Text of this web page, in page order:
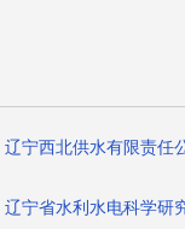
辽宁西北供水有限责任
辽宁省水利水电科学研